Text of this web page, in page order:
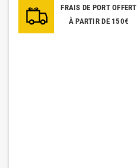
FRAIS DE PORT OFFERT
À PARTIR DE 150€